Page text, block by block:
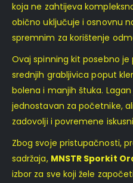
koja ne zahtijeva
obično uključuje i osnovnu
spremnim za korištenje
Ovaj spinning kit posebno
srednjih grabljivica poput
bolena i manjih štuka.
jednostavan za početnike,
zadovolji i povremene
Zbog svoje pristupačnosti,
sadržaja, MNSTR Sporkit
izbor za sve koji žele